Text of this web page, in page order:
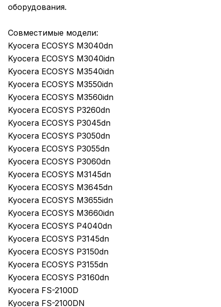
оборудования.
Совместимые модели:
Kyocera ECOSYS M3040dn
Kyocera ECOSYS M3040idn
Kyocera ECOSYS M3540idn
Kyocera ECOSYS M3550idn
Kyocera ECOSYS M3560idn
Kyocera ECOSYS P3260dn
Kyocera ECOSYS P3045dn
Kyocera ECOSYS P3050dn
Kyocera ECOSYS P3055dn
Kyocera ECOSYS P3060dn
Kyocera ECOSYS M3145dn
Kyocera ECOSYS M3645dn
Kyocera ECOSYS M3655idn
Kyocera ECOSYS M3660idn
Kyocera ECOSYS P4040dn
Kyocera ECOSYS P3145dn
Kyocera ECOSYS P3150dn
Kyocera ECOSYS P3155dn
Kyocera ECOSYS P3160dn
Kyocera FS-2100D
Kyocera FS-2100DN